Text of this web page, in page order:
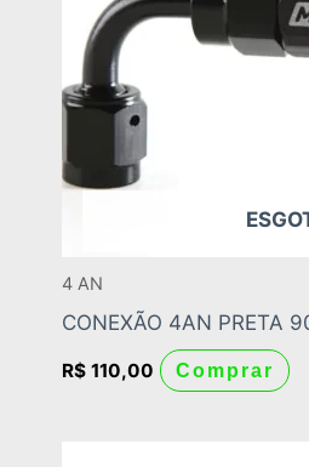
4 AN
CONEXÃO 4AN PRETA
R$ 110,00 Comprar